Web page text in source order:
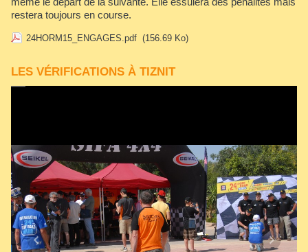
restera toujours en course.
24HORM15_ENGAGES.pdf (156.69 Ko)
LES VÉRIFICATIONS À TIZNIT